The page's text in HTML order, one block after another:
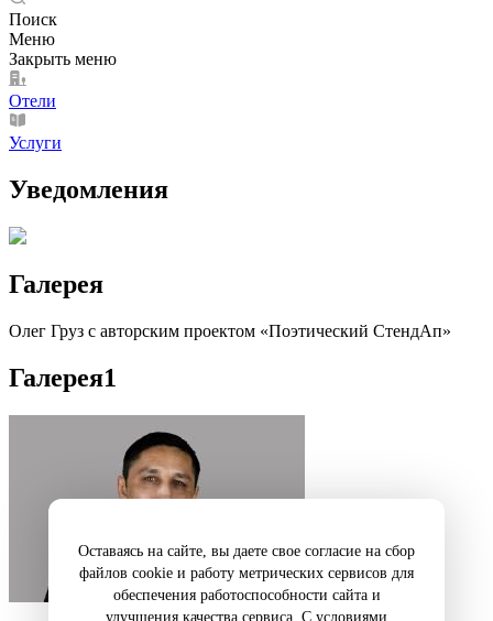
Поиск
Меню
Закрыть меню
Отели
Услуги
Оставаясь на сайте, вы даете свое согласие на сбор
файлов cookie и работу метрических сервисов для
обеспечения работоспособности сайта и
улучшения качества сервиса. С условиями
Уведомления
Галерея
Олег Груз c авторским проектом «Поэтический СтендАп»
Галерея1